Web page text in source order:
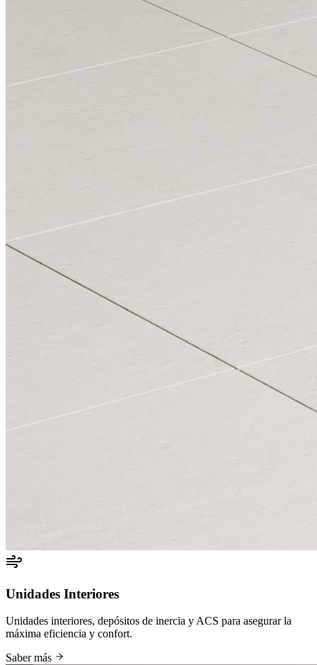
Unidades Interiores
Unidades interiores, depósitos de inercia y ACS para asegurar la
máxima eficiencia y confort.
Saber más